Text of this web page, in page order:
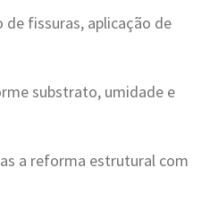
fissuras, aplicação de
substrato, umidade e
a reforma estrutural com